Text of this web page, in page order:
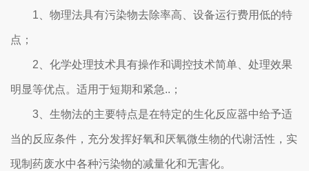
1、物理法具有污染物去除率高、设备运行费用低的特
点；
2、化学处理技术具有操作和调控技术简单、处理效果
明显等优点。适用于短期和紧急..；
3、生物法的主要特点是在特定的生化反应器中给予适
当的反应条件，充分发挥好氧和厌氧微生物的代谢活性，实
现制药废水中各种污染物的减量化和无害化。